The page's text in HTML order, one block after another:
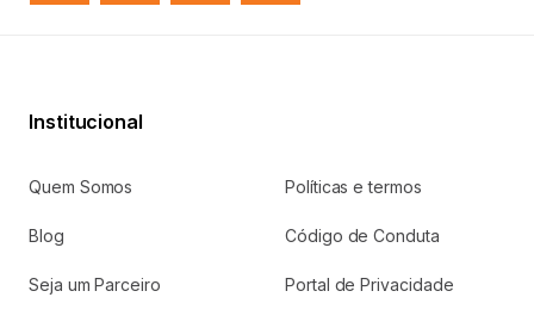
Selecione abaixo uma das opções e faça o
Acesse os serviços relacionados a comissões.
Preciso de ajuda
Institucional
Quem Somos Políticas e termos
Blog Código de Conduta
Seja um Parceiro Portal de Privacidade